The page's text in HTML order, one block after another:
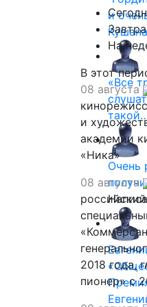
и
«Все
Очень
Завтра
На
В этот
08 августа
и
академии
«Ника»
08 августа
2018 года,
пионер» с